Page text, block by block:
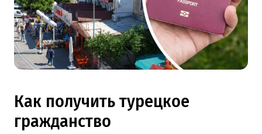
Как получить турецкое
гражданство